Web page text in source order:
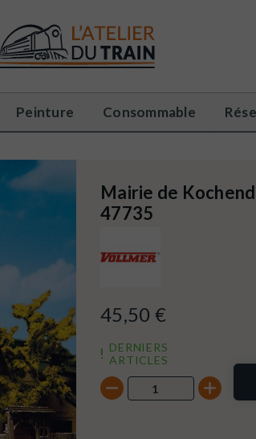
Peinture Consommable
Mairie de
47735
45,50 €
DERNIERS
ARTICLES